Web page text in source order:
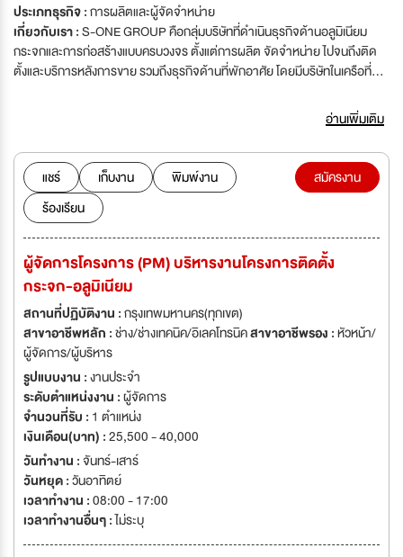
ประเภทธุรกิจ :การผลิตและผู้จัดจำหน่าย
เกี่ยวกับเรา :S-ONE GROUP คือกลุ่มบริษัทที่ดำเนินธุรกิจด้านอลูมิเนียม
กระจกและการก่อสร้างแบบครบวงจร ตั้งแต่การผลิต จัดจำหน่าย ไปจนถึงติด
ตั้งและบริการหลังการขาย รวมถึงธุรกิจด้านที่พักอาศัย โดยมีบริษัทในเครือที่
ตัด กระจก แผ่นประตู แผ่นฝ้าอุปกรณ์ตกแต่งบ้านและอะไหล่ติดตั้งประตู-
ผลิตกว่า 500 ตันต่อเดือนพร้อมรองรับงานหลากหลายประเภท S-ONE
COMPLETE รับผลิตแผงผนังอาคารโดยใช้เครื่องจักรทันสมัย เหมาะสำหรับงาน
อาคารสูงอาคารสำนักงาน และโครงการอสังหาริมทรัพย์ S-ONE
INSTALLATION ทีมช่างผู้เชี่ยวชาญด้านการติดตั้งอลูมิเนียมและกระจก ด้วย
ประสบการณ์และมาตรฐานระดับมืออาชีพ S-ONE GLOBAL ธุรกิจด้านการ
ค้าส่งและส่งออกวัสดุก่อสร้าง อลูมิเนียมและกระจกสู่ตลาดในประเทศและต่าง
ประเทศ S-ONE PROPERTY ดำเนินธุรกิจที่พักให้เช่า ภายใต้ชื่อ Chana
bangkok Hotelให้บริการห้องพักรายวัน-รายเดือน และมีร้านอาหาร,คาเฟ่ ให้
บริการ
อ่านเพิ่มเติม
แชร์ เก็บงาน
พิมพ์งาน
ร้องเรียน
สมัครงาน
ผู้จัดการโครงการ (PM) บริหารงานโครงการติดตั้ง
กระจก-อลูมิเนียม
สถานที่ปฏิบัติงาน :กรุงเทพมหานคร(ทุกเขต)
สาขาอาชีพหลัก :ช่าง/ช่างเทคนิค/อิเลคโทรนิคสาขาอาชีพรอง :หัวหน้า/
ผู้จัดการ/ผู้บริหาร
รูปแบบงาน :งานประจำ
ระดับตำแหน่งงาน :ผู้จัดการ
จำนวนที่รับ : 1 ตำแหน่ง
เงินเดือน(บาท) :25,500 - 40,000
วันทำงาน :จันทร์-เสาร์
วันหยุด :วันอาทิตย์
เวลาทำงาน :08:00 - 17:00
เวลาทำงานอื่นๆ :ไม่ระบุ